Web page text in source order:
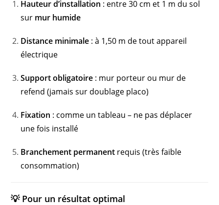
Hauteur d’installation : entre 30 cm et 1 m du sol
sur mur humide
Distance minimale : à 1,50 m de tout appareil
électrique
Support obligatoire : mur porteur ou mur de
refend (jamais sur doublage placo)
Fixation : comme un tableau – ne pas déplacer
une fois installé
Branchement permanent requis (très faible
consommation)
💡 Pour un résultat optimal